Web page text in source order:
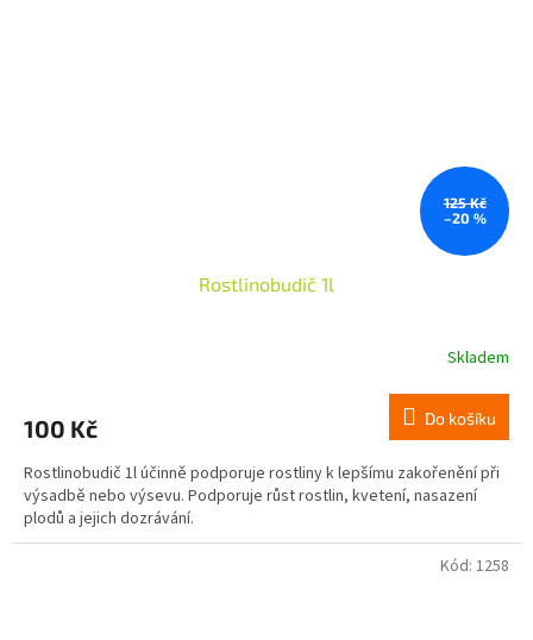
125 Kč
–20 %
Rostlinobudič 1l
Skladem
100 Kč Do košíku
Rostlinobudič 1l účinně podporuje rostliny k lepšímu zakořenění při
výsadbě nebo výsevu. Podporuje růst rostlin, kvetení, nasazení
plodů a jejich dozrávání.
Kód: 1258